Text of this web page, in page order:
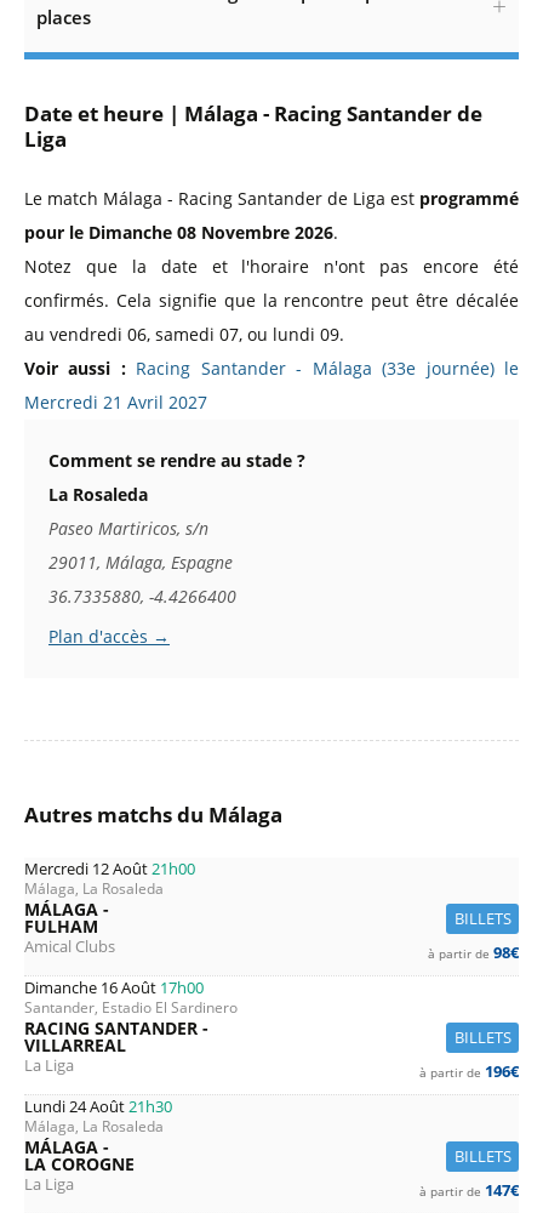
places
Date et heure | Málaga - Racing Santander de
Liga
Le match Málaga - Racing Santander de Liga est programmé
pour le Dimanche 08 Novembre 2026.
Notez que la date et l'horaire n'ont pas encore été
confirmés. Cela signifie que la rencontre peut être décalée
au vendredi 06, samedi 07, ou lundi 09.
Voir aussi : Racing Santander - Málaga (33e journée) le
Mercredi 21 Avril 2027
Comment se rendre au stade ?
La Rosaleda
Paseo Martiricos, s/n
29011, Málaga, Espagne
36.7335880, -4.4266400
Plan d'accès →
Autres matchs du Málaga
Mercredi 12 Août21h00
Málaga, La Rosaleda
BILLETS
MÁLAGA -
FULHAM
Amical Clubs à partir de 98€
Dimanche 16 Août 17h00
Santander, Estadio El Sardinero
BILLETS
RACING SANTANDER -
VILLARREAL
La Liga à partir de 196€
Lundi 24 Août21h30
Málaga, La Rosaleda
BILLETS
MÁLAGA -
LA COROGNE
La Liga à partir de 147€